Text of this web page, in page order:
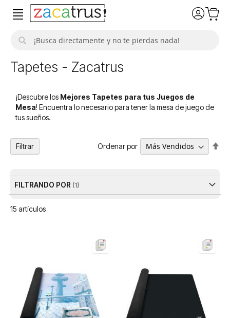
Tapetes - Zacatrus
¡Descubre los Mejores Tapetes para tus Juegos de
Mesa! Encuentra lo necesario para tener la mesa de juego de
tus sueños.
15 artículos
Ordenar por
Filtrar
FILTRANDO POR